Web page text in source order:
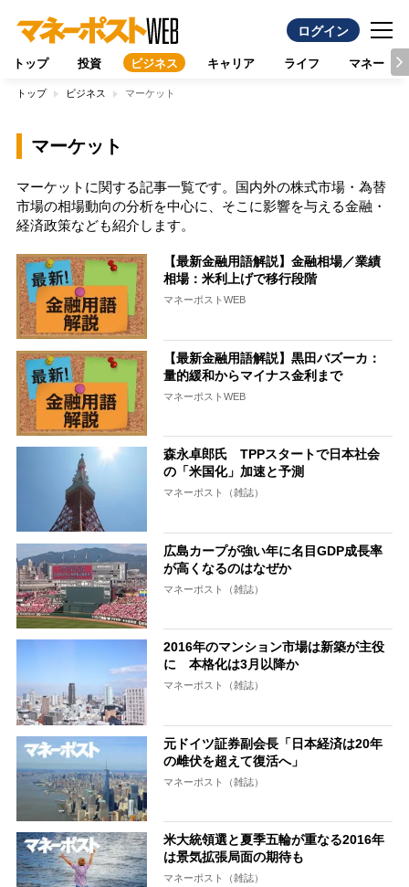
ログイン
トップ 投資 ビジネス キャリア ライフ マネー
トップ ビジネス マーケット
マーケット
マーケットに関する記事一覧です。国内外の株式市場・為替
市場の相場動向の分析を中心に、そこに影響を与える金融・
経済政策なども紹介します。
【最新金融用語解説】金融相場／業績
相場：米利上げで移行段階
マネーポストWEB
【最新金融用語解説】黒田バズーカ：
量的緩和からマイナス金利まで
マネーポストWEB
森永卓郎氏 TPPスタートで日本社会
の「米国化」加速と予測
マネーポスト（雑誌）
広島カープが強い年に名目GDP成長率
が高くなるのはなぜか
マネーポスト（雑誌）
2016年のマンション市場は新築が主役
に 本格化は3月以降か
マネーポスト（雑誌）
元ドイツ証券副会長「日本経済は20年
の雌伏を超えて復活へ」
マネーポスト（雑誌）
米大統領選と夏季五輪が重なる2016年
は景気拡張局面の期待も
マネーポスト（雑誌）